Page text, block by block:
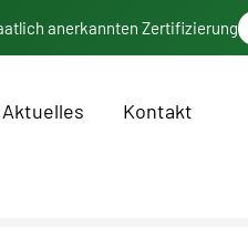
anerkannten Zertifizierung
Aktuelles Kontakt